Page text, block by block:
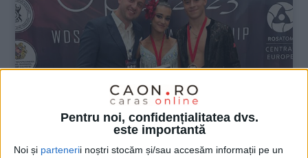
Pentru noi, confidențialitatea dvs.
este importantă
Noi și partenerii noștri stocăm și/sau accesăm informații pe un